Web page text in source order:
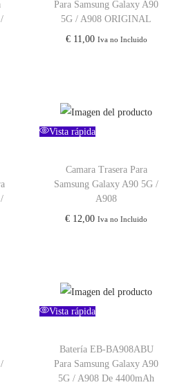
Para Samsung Galaxy A90
5G / A908 ORIGINAL
€11,00 Iva no Incluido
Vista rápida
Camara Trasera Para
Samsung Galaxy A90 5G /
A908
€ 12,00 Iva no Incluido
Vista rápida
Batería EB-BA908ABU
Para Samsung Galaxy A90
5G / A908 De 4400mAh